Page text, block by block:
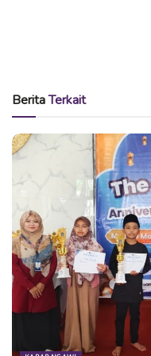
daerah yang saat ini
Seperti dijelaskan
pencegahan korupsi,
Layanan Pengadaan
Pintu (PTSP). KPK
Aplikasi Online untuk
“E-planning, e-
di Pemerintah
pemerintahan yang
upaya korupsi,” terangTri
BeritaTerkait